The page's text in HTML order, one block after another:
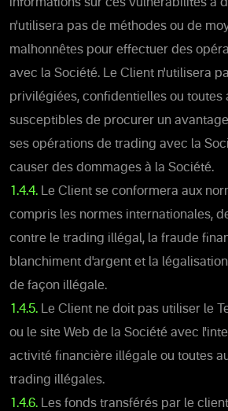
informations sur ces vulnérabilités à
n'utilisera pas de méthodes ou de
malhonnêtes pour effectuer des
avec la Société. Le Client n'utilisera
privilégiées, confidentielles ou toutes
susceptibles de procurer un
ses opérations de trading avec la
causer des dommages à la Société.
1.4.4. Le Client se conformera aux
compris les normes internationales,
contre le trading illégal, la fraude
blanchiment d'argent et la
de façon illégale.
1.4.5. Le Client ne doit pas utiliser le
ou le site Web de la Société avec
activité financière illégale ou toutes
trading illégales.
1.4.6. Les fonds transférés par le